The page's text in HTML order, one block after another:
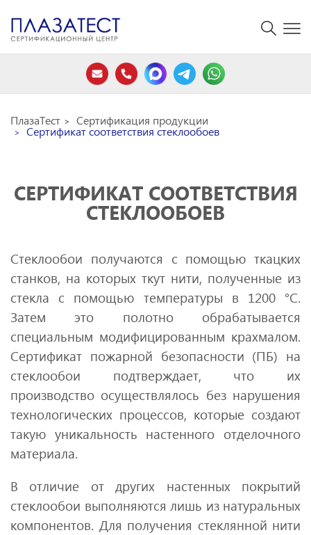
ПлазаТест Сертификация продукции
Сертификат соответствия стеклообоев
СЕРТИФИКАТ СООТВЕТСТВИЯ
СТЕКЛООБОЕВ
Стеклообои получаются с помощью ткацких
станков, на которых ткут нити, полученные из
стекла с помощью температуры в 1200 °C.
Затем это полотно обрабатывается
специальным модифицированным крахмалом.
Сертификат пожарной безопасности (ПБ) на
стеклообои подтверждает, что их
производство осуществлялось без нарушения
технологических процессов, которые создают
такую уникальность настенного отделочного
материала.
В отличие от других настенных покрытий
стеклообои выполняются лишь из натуральных
компонентов. Для получения стеклянной нити